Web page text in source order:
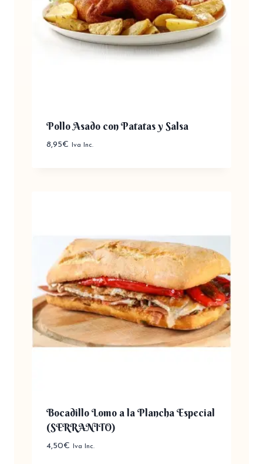
Pollo Asado con Patatas y Salsa
8,95€ Iva Inc.
Bocadillo Lomo a la Plancha Especial
(SERRANITO)
4,50€ Iva Inc.